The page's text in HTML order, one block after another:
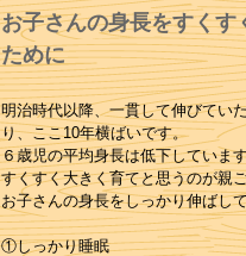
お子さんの身長をすくす
ために
明治時代以降、一貫して伸びてい
り、ここ10年横ばいです。
６歳児の平均身長は低下していま
すくすく大きく育てと思うのが親
お子さんの身長をしっかり伸ばし
①しっかり睡眠